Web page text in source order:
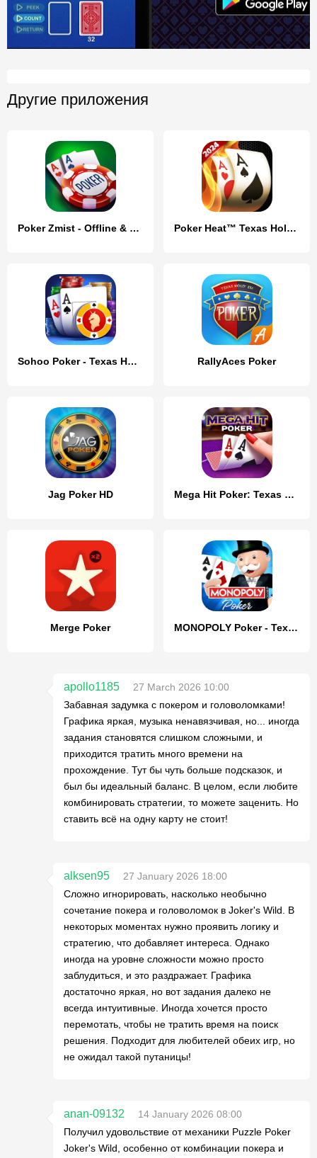
Другие приложения
Poker Zmist - Offline & Online Poker Heat™ Texas Holdem Poker
Sohoo Poker - Texas Holdem RallyAces Poker
Jag Poker HD Mega Hit Poker: Texas Holdem
Merge Poker MONOPOLY Poker - Texas Holdem
apollo1185
27 March 2026 10:00
Забавная задумка с покером и головоломками!
Графика яркая, музыка ненавязчивая, но... иногда
задания становятся слишком сложными, и
приходится тратить много времени на
прохождение. Тут бы чуть больше подсказок, и
был бы идеальный баланс. В целом, если любите
комбинировать стратегии, то можете заценить. Но
ставить всё на одну карту не стоит!
alksen95
27 January 2026 18:00
Сложно игнорировать, насколько необычно
сочетание покера и головоломок в Joker's Wild. В
некоторых моментах нужно проявить логику и
стратегию, что добавляет интереса. Однако
иногда на уровне сложности можно просто
заблудиться, и это раздражает. Графика
достаточно яркая, но вот задания далеко не
всегда интуитивные. Иногда хочется просто
перемотать, чтобы не тратить время на поиск
решения. Подходит для любителей обеих игр, но
не ожидал такой путаницы!
anan-09132
14 January 2026 08:00
Получил удовольствие от механики Puzzle Poker
Joker's Wild, особенно от комбинации покера и